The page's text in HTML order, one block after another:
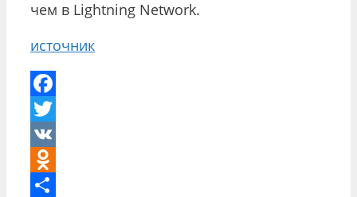
чем в Lightning Network.
источник
Facebook
Twitter
VK
Odnoklassniki